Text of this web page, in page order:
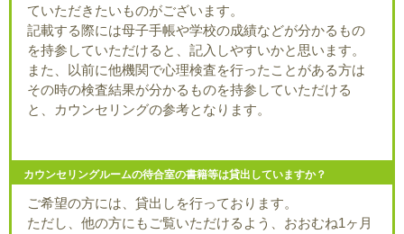
ていただきたいものがございます。
記載する際には母子手帳や学校の成績などが分かるもの
を持参していただけると、記入しやすいかと思います。
また、以前に他機関で心理検査を行ったことがある方は
その時の検査結果が分かるものを持参していただける
と、カウンセリングの参考となります。
カウンセリングルームの待合室の書籍等は貸出していますか？
ご希望の方には、貸出しを行っております。
ただし、他の方にもご覧いただけるよう、おおむね1ヶ月